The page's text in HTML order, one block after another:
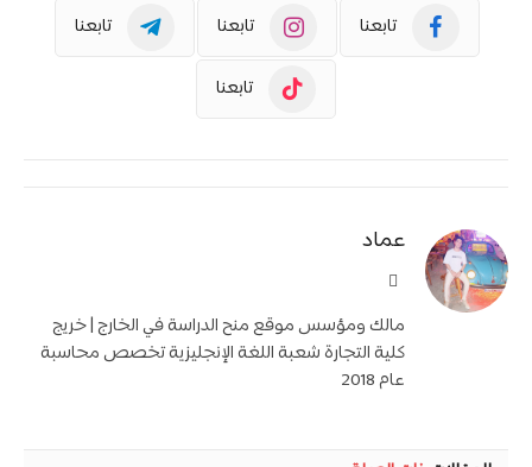
تابعنا تابعنا تابعنا
تابعنا
عماد
مالك ومؤسس موقع منح الدراسة في الخارج | خريج
كلية التجارة شعبة اللغة الإنجليزية تخصص محاسبة
عام 2018